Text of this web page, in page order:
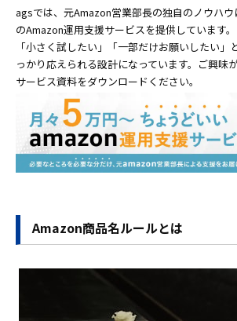
agsでは、元Amazon営業部長の独自のノウハ
のAmazon運用支援サービスを提供しています。
「小さく試したい」「一部だけお願いしたい」
っかり応えられる設計になっています。ご興味
サービス資料をダウンロードください。
Amazon商品名ルールとは